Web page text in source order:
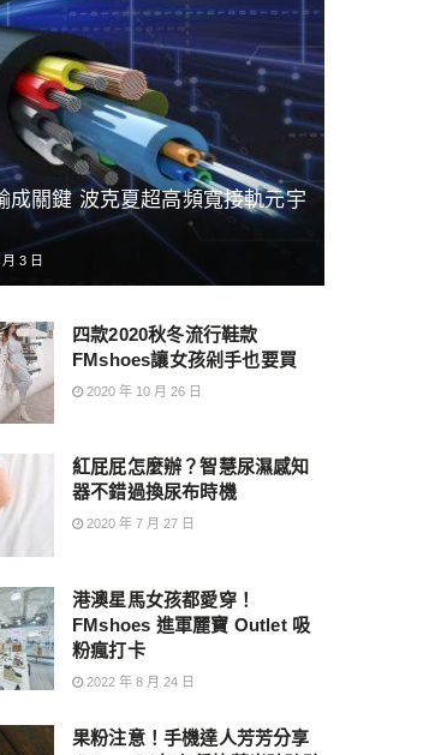
成關鍵 波克夏超高頻寬接軌元宇
3 日
四款2020秋冬流行鞋款
FMshoes讓女孩剁手也要買
2020 年 10 月 26 日
紅屁屁怎麼辦？智慧尿濕感知
器不錯過換尿布時機
2020 年 7 月 27 日
港澳星馬女孩都愛穿！
FMshoes 進軍麗寶 Outlet 吸
粉瘋打卡
2022 年 8 月 24 日
果粉注意！手機達人芳芳分享